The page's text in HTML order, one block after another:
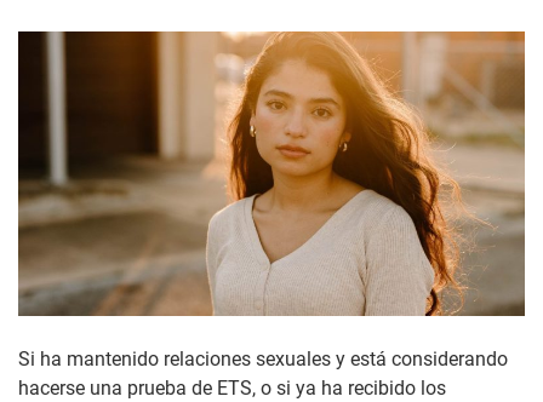
Si ha mantenido relaciones sexuales y está considerando
hacerse una prueba de ETS, o si ya ha recibido los